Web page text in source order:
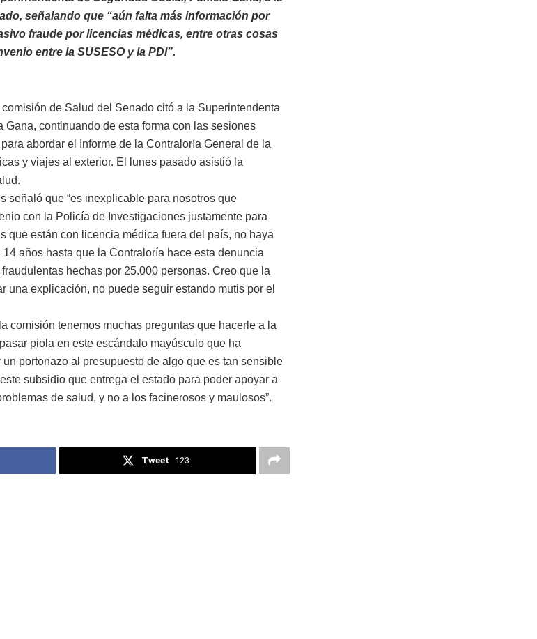
señalando que “aún falta más información por
fraude por licencias médicas, entre otras cosas
entre la SUSESO y la PDI”.
de Salud del Senado citó a la Superintendenta
continuando de esta forma con las sesiones
abordar el Informe de la Contraloría General de la
y viajes al exterior. El lunes pasado asistió la
señaló que “es inexplicable para nosotros que
con la Policía de Investigaciones justamente para
que están con licencia médica fuera del país, no haya
años hasta que la Contraloría hace esta denuncia
hechas por 25.000 personas. Creo que la
una explicación, no puede seguir estando mutis por el
comisión tenemos muchas preguntas que hacerle a la
piola en este escándalo mayúsculo que ha
portonazo al presupuesto de algo que es tan sensible
subsidio que entrega el estado para poder apoyar a
de salud, y no a los facinerosos y maulosos”.
Tweet 123